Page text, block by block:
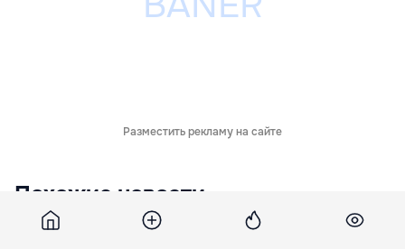
Разместить рекламу на сайте
Похожие новости